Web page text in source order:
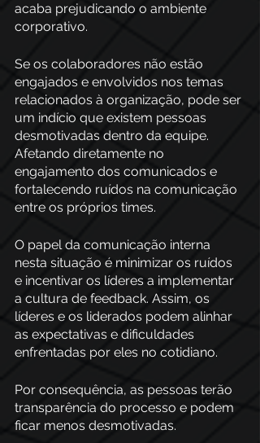
acaba prejudicando o ambiente
corporativo.
Se os colaboradores não estão
engajados e envolvidos nos temas
relacionados à organização, pode ser
um indício que existem pessoas
desmotivadas dentro da equipe.
Afetando diretamente no
engajamento dos comunicados e
fortalecendo ruídos na comunicação
entre os próprios times.
O papel da comunicação interna
nesta situação é minimizar os ruídos
e incentivar os líderes a implementar
a cultura de feedback. Assim, os
líderes e os liderados podem alinhar
as expectativas e dificuldades
enfrentadas por eles no cotidiano.
Por consequência, as pessoas terão
transparência do processo e podem
ficar menos desmotivadas.